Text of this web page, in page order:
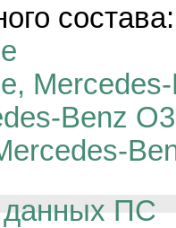
состава:
Benz
данных ПС